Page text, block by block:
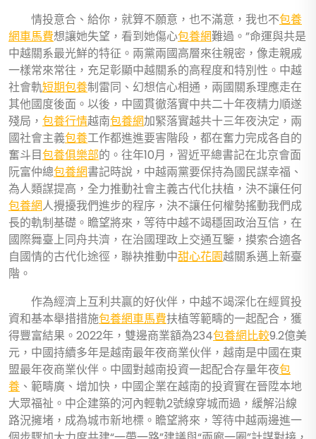
情投意合、給你，就算不願意，也不滿意，我也不包養
網車馬費想讓她失望，看到她傷心包養網難過。”命運與共是
中越關系最光鮮的特征。兩黨兩國高層來往親密，像走親戚
一樣常來常往，充足彰顯中越關系的高程度和特別性。中越
社會軌短期包養制雷同、幻想信心相通，兩國關系理應走在
其他國度後面。以後，中國貫徹落實中共二十年夜精力順遂
殘局， 包養行情越南包養網加緊落實越共十三年夜決定，兩
國社會主義包養工作都進進要害階段，都在奮力完成各自的
奮斗目包養俱樂部的。往年10月，習近平總書記在北京會面
阮富仲總包養網書記時說，中越兩黨要保持為國民謀幸福、
為人類謀提高，全力推動社會主義古代化扶植，決不讓任何
包養網人攪擾我們進步的程序，決不讓任何權勢搖動我們成
長的軌制基礎。瞻望將來，等待中越不竭穩固政治互信，在
國際舞臺上同舟共濟，在治國理政上交通互鑒，摸索合適各
自國情的古代化途徑，聯袂推動中甜心花園越關系邁上新臺
階。
作為經濟上互利共贏的好伙伴，中越不竭深化在經貿投
資和基本舉措措施包養網車馬費扶植等範疇的一起配合，獲
得豐富結果。2022年，雙邊商業額為234包養網比較9.2億美
元，中國持續多年是越南最年夜商業伙伴，越南是中國在東
盟最年夜商業伙伴。中國對越南投資一起配合存量年夜包
養 、範疇廣、增加快，中國企業在越南的投資實在晉陞本地
大眾福祉。中企建築的河內輕軌2號線穿城而過，緩解沿線
路況擁堵，成為城市新地標。瞻望將來，等待中越兩邊進一